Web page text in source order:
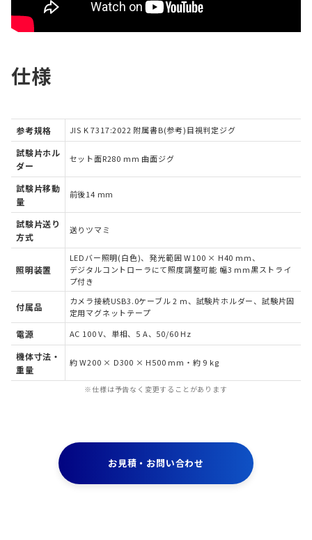
仕様
参考規格 JIS K 7317:2022 附属書B(参考)目視判定ジグ
試験片ホル
ダー
セット面R280 mm 曲面ジグ
試験片移動
量
前後14 mm
試験片送り
方式
送りツマミ
照明装置
LEDバー照明(白色)、発光範囲 W100 × H40 mm、
デジタルコントローラにて照度調整可能 幅3 mm黒ストライ
プ付き
付属品
カメラ接続USB3.0ケーブル 2 m、試験片ホルダー、試験片固
定用マグネットテープ
電源 AC 100 V、単相、5 A、50/60 Hz
機体寸法・
重量
約 W200 × D300 × H500 mm・約 9 kg
※仕様は予告なく変更することがあります
お見積・お問い合わせ